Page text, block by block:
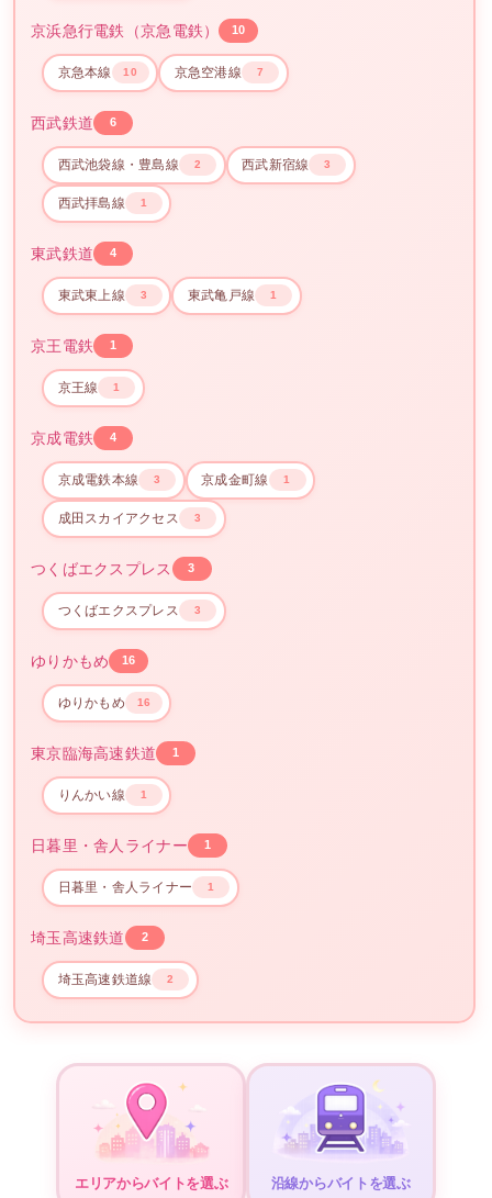
京浜急行電鉄（京急電鉄） 10
京急本線 10 京急空港線 7
西武鉄道 6
西武池袋線・豊島線 2 西武新宿線 3
西武拝島線 1
東武鉄道 4
東武東上線 3 東武亀戸線 1
京王電鉄 1
京王線 1
京成電鉄 4
京成電鉄本線 3 京成金町線 1
成田スカイアクセス 3
つくばエクスプレス 3
つくばエクスプレス 3
ゆりかもめ 16
ゆりかもめ 16
東京臨海高速鉄道 1
りんかい線 1
日暮里・舎人ライナー 1
日暮里・舎人ライナー 1
埼玉高速鉄道 2
埼玉高速鉄道線 2
エリアからバイトを選ぶ 沿線からバイトを選ぶ